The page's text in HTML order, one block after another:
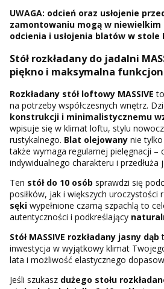
UWAGA: odcień oraz usłojenie
zamontowaniu mogą w
odcienia i usłojenia blatów w stole
Stół rozkładany do jadalni
piękno i maksymalna
Rozkładany stół loftowy MASSIVE
na potrzeby współczesnych wnętrz.
konstrukcji i minimalistycznemu
wpisuje się w klimat loftu, stylu
rustykalnego. Blat olejowany nie
także wymaga regularnej pielęgnacji –
indywidualnego charakteru i przedłuża
Ten stół do 10 osób sprawdzi się
posiłków, jak i większych uroczystości
sęki wypełnione czarną szpachlą to
autentyczności i podkreślający
Stół MASSIVE rozkładany jasny dąb
inwestycja w wyjątkowy klimat
lata i możliwość elastycznego
Jeśli szukasz dużego stołu